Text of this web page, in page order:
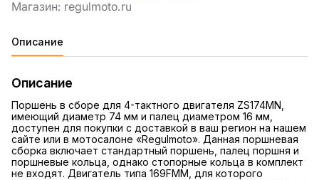
Описание
Описание
Поршень в сборе для 4-тактного двигателя ZS174MN,
имеющий диаметр 74 мм и палец диаметром 16 мм,
доступен для покупки с доставкой в ваш регион на нашем
сайте или в мотосалоне «Regulmoto». Данная поршневая
сборка включает стандартный поршень, палец поршня и
поршневые кольца, однако стопорные кольца в комплект
не входят. Двигатель типа 169FMM, для которого